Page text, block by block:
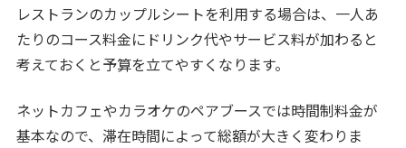
レストランのカップルシートを利用する場合は、一人あ
たりのコース料金にドリンク代やサービス料が加わると
考えておくと予算を立てやすくなります。
ネットカフェやカラオケのペアブースでは時間制料金が
基本なので、滞在時間によって総額が大きく変わりま